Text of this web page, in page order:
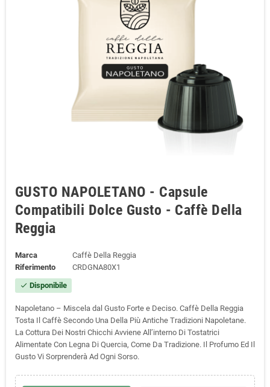
GUSTO NAPOLETANO - Capsule
Compatibili Dolce Gusto - Caffè Della
Reggia
Marca
Caffè Della Reggia
Riferimento
CRDGNA80X1
check Disponibile
Napoletano – Miscela dal Gusto Forte e Deciso. Caffè Della Reggia
Tosta Il Caffè Secondo Una Della Più Antiche Tradizioni Napoletane.
La Cottura Dei Nostri Chicchi Avviene All’interno Di Tostatrici
Alimentate Con Legna Di Quercia, Come Da Tradizione. Il Profumo Ed Il
Gusto Vi Sorprenderà Ad Ogni Sorso.